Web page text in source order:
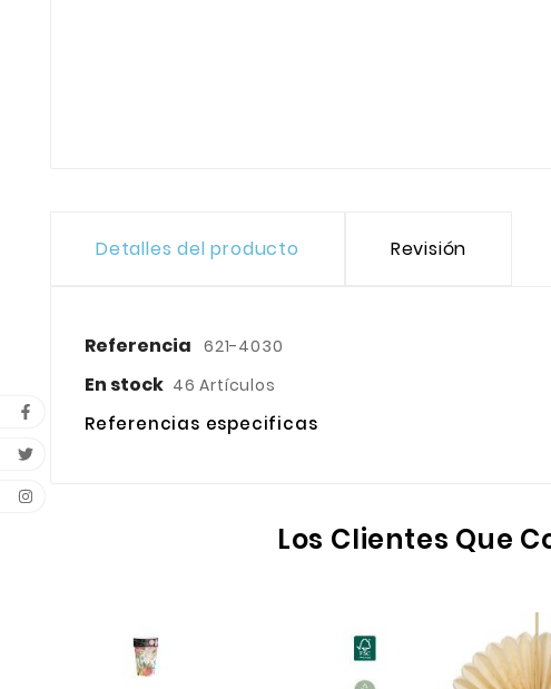
Detalles del producto Revisión
Referencia 621-4030
En stock 46 Artículos
Referencias especificas
Los Clientes Que